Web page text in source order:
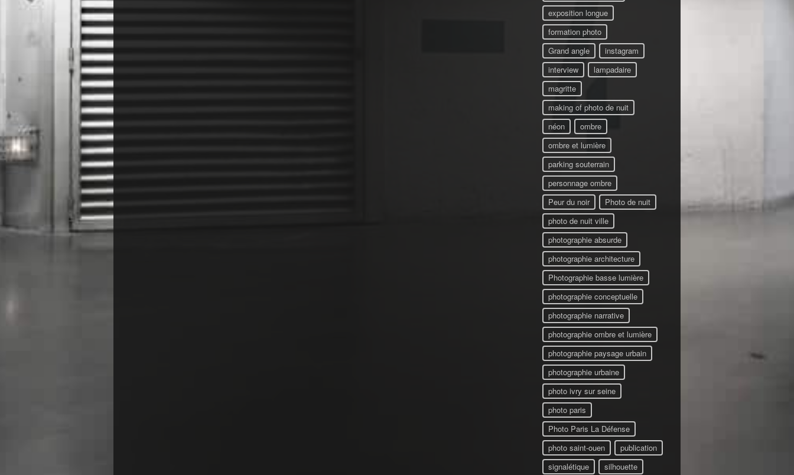
exposition longue
formation photo
Grand angle
instagram
interview
lampadaire
magritte
making of photo de nuit
néon
ombre
ombre et lumière
parking souterrain
personnage ombre
Peur du noir
Photo de nuit
photo de nuit ville
photographie absurde
photographie architecture
Photographie basse lumière
photographie conceptuelle
photographie narrative
photographie ombre et lumière
photographie paysage urbain
photographie urbaine
photo ivry sur seine
photo paris
Photo Paris La Défense
photo saint-ouen
publication
signalétique
silhouette